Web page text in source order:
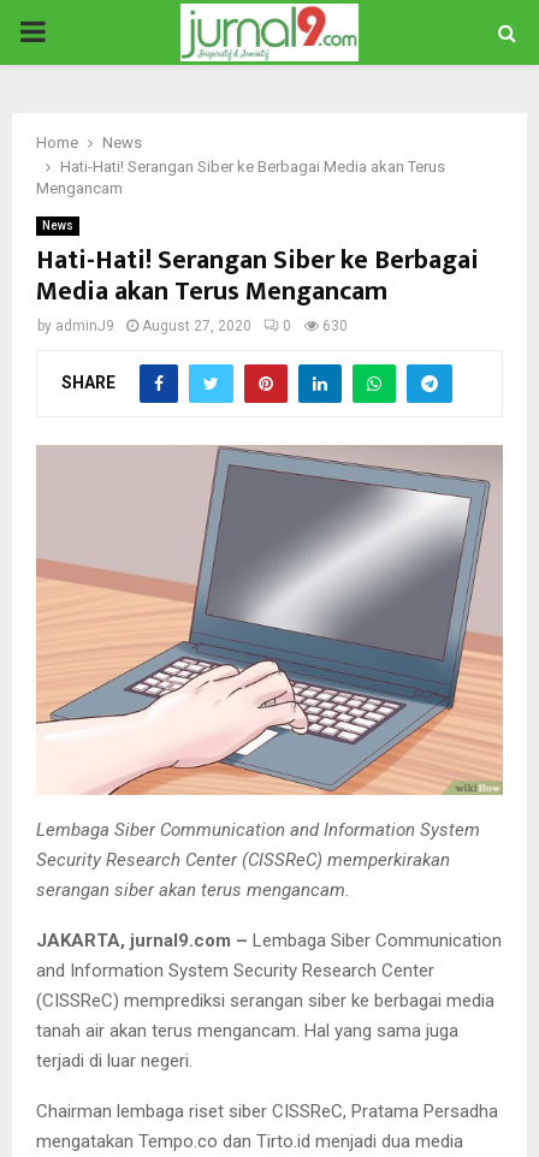
PRIMARY
Home
News
Hati-Hati! Serangan Siber ke Berbagai Media akan Terus
Mengancam
News
Hati-Hati! Serangan Siber ke Berbagai
Media akan Terus Mengancam
by adminJ9 August 27, 2020 0 630
SHARE
Lembaga Siber Communication and Information System
Security Research Center (CISSReC) memperkirakan
serangan siber akan terus mengancam.
JAKARTA, jurnal9.com – Lembaga Siber Communication
and Information System Security Research Center
(CISSReC) memprediksi serangan siber ke berbagai media
tanah air akan terus mengancam. Hal yang sama juga
terjadi di luar negeri.
Chairman lembaga riset siber CISSReC, Pratama Persadha
mengatakan Tempo.co dan Tirto.id menjadi dua media